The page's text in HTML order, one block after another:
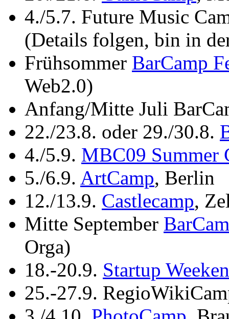
4./5.7. Future Music
(Details folgen, bin in
Frühsommer BarCamp
Web2.0)
Anfang/Mitte Juli
22./23.8. oder 29./30.8.
4./5.9. MBC09 Summer
5./6.9. ArtCamp, Berlin
12./13.9. Castlecamp,
Mitte September
Orga)
18.-20.9. Startup
25.-27.9.